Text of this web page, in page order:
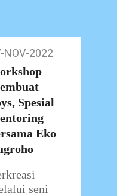
adalah
…
NOV-2022
Spesial
Eko
seni